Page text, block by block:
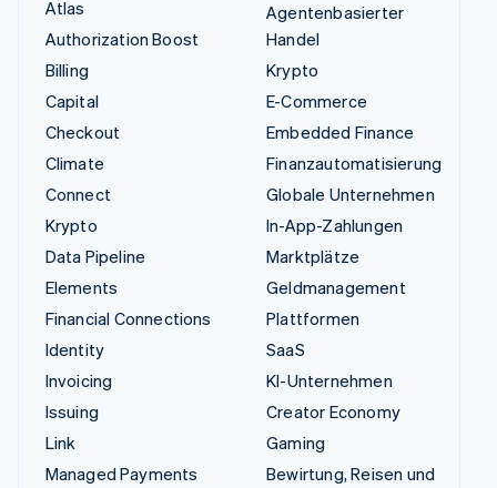
Atlas
Authorization Boost
Billing
Capital
Checkout
Climate
Connect
Krypto
Data Pipeline
Elements
Financial Connections
Identity
Invoicing
Issuing
Link
Managed Payments
Agentenbasierter
Handel
Krypto
E-Commerce
Embedded Finance
Finanzautomatisierung
Globale Unternehmen
In-App-Zahlungen
Marktplätze
Geldmanagement
Plattformen
SaaS
KI-Unternehmen
Creator Economy
Gaming
Bewirtung, Reisen und